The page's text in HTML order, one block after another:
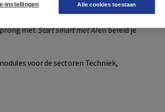
korte wijze willen voorbereiden op een
met AI om gaan, door praktische
metStart smart met AIen bereid je
voor de sectoren Techniek,
instellingen Alle cookies toestaan